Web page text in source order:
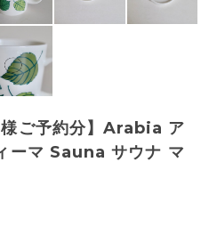
ご予約分】Arabia ア
マ Sauna サウナ マ